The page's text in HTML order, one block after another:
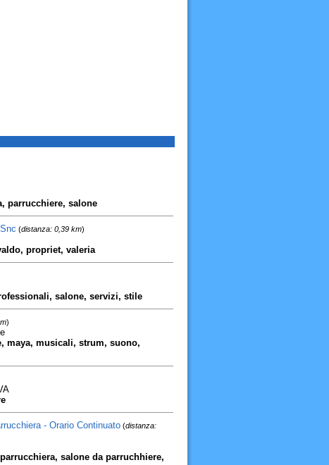
parrucchiere, salone
(distanza: 0,39 km)
propriet, valeria
salone, servizi, stile
)
maya, musicali, strum, suono,
- Orario Continuato(distanza:
salone da parruchhiere,